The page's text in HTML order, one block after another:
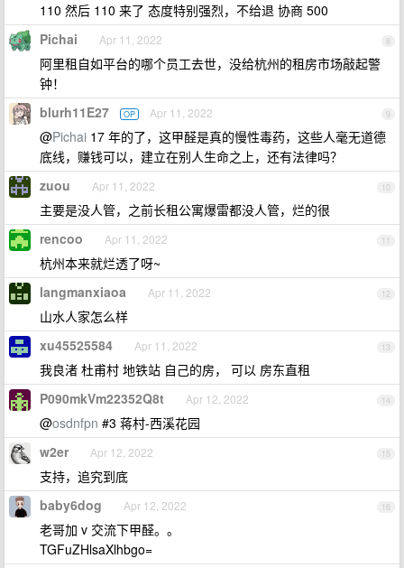
110 然后 110 来了 态度特别强烈，不给退 协商 500
8
Pichai Apr 11, 2022
阿里租自如平台的哪个员工去世，没给杭州的租房市场敲起警
钟！
9
blurh11E27 OP Apr 11, 2022
@Pichai 17 年的了，这甲醛是真的慢性毒药，这些人毫无道德
底线，赚钱可以，建立在别人生命之上，还有法律吗？
10
zuou Apr 11, 2022
主要是没人管，之前长租公寓爆雷都没人管，烂的很
11
rencoo Apr 11, 2022
杭州本来就烂透了呀~
12
langmanxiaoa Apr 11, 2022
山水人家怎么样
13
xu45525584 Apr 11, 2022
我良渚 杜甫村 地铁站 自己的房， 可以 房东直租
14
P090mkVm22352Q8t Apr 12, 2022
@osdnfpn #3 蒋村-西溪花园
15
w2er Apr 12, 2022
支持，追究到底
16
baby6dog Apr 12, 2022
老哥加 v 交流下甲醛。。
TGFuZHlsaXlhbgo=